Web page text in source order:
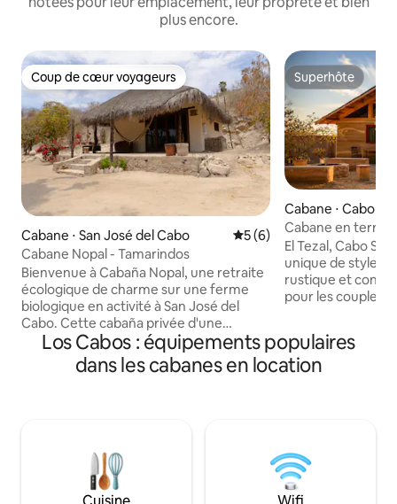
plus encore.
Coup de cœur voyageurs
Coup de cœur voyageurs
Cabane ⋅ San José del Cabo Évaluation moyenne sur
5 (6)
Cabane Nopal - Tamarindos
Bienvenue à Cabaña Nopal, une retraite
écologique de charme sur une ferme
biologique en activité à San José del
Cabo. Cette cabaña privée d'une
chambre est située au calme dans la
propriété, à quelques pas du restaurant
et des jardins de Tamarindos. Les
couples, les voyageurs en solo ou toute
personne à la recherche d'une
expérience Baja calme et design
Superhôte
Superhôte
Cabane ⋅ Cabo
Cabane en terre
El Tezal, Cabo San Lucas
unique de style
rustique et
pour les couples
avec une salle
les étoiles, une
un
espace offre
caractère.
Los Cabos : équipements populaires
dans les cabanes en location